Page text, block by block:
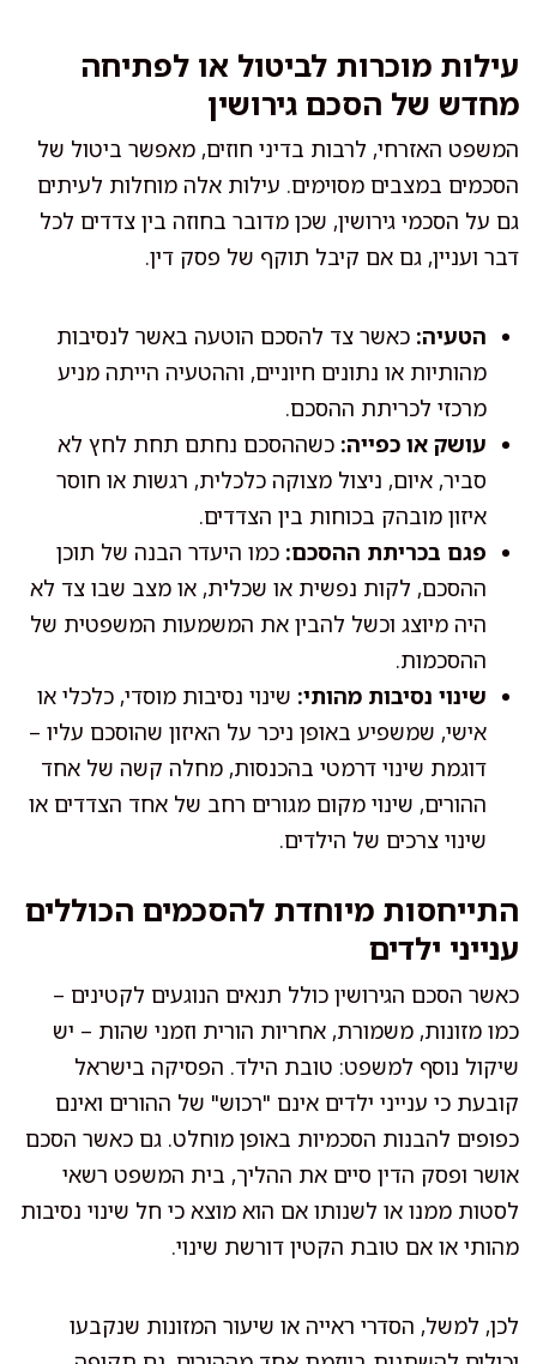
עילות מוכרות לביטול או לפתיחה
מחדש של הסכם גירושין
המשפט האזרחי, לרבות בדיני חוזים, מאפשר ביטול של
הסכמים במצבים מסוימים. עילות אלה מוחלות לעיתים
גם על הסכמי גירושין, שכן מדובר בחוזה בין צדדים לכל
דבר ועניין, גם אם קיבל תוקף של פסק דין.
הטעיה: כאשר צד להסכם הוטעה באשר לנסיבות
מהותיות או נתונים חיוניים, וההטעיה הייתה מניע
מרכזי לכריתת ההסכם.
עושק או כפייה: כשההסכם נחתם תחת לחץ לא
סביר, איום, ניצול מצוקה כלכלית, רגשות או חוסר
איזון מובהק בכוחות בין הצדדים.
פגם בכריתת ההסכם: כמו היעדר הבנה של תוכן
ההסכם, לקות נפשית או שכלית, או מצב שבו צד לא
היה מיוצג וכשל להבין את המשמעות המשפטית של
ההסכמות.
שינוי נסיבות מהותי: שינוי נסיבות מוסדי, כלכלי או
אישי, שמשפיע באופן ניכר על האיזון שהוסכם עליו –
דוגמת שינוי דרמטי בהכנסות, מחלה קשה של אחד
ההורים, שינוי מקום מגורים רחב של אחד הצדדים או
שינוי צרכים של הילדים.
התייחסות מיוחדת להסכמים הכוללים
ענייני ילדים
כאשר הסכם הגירושין כולל תנאים הנוגעים לקטינים –
כמו מזונות, משמורת, אחריות הורית וזמני שהות – יש
שיקול נוסף למשפט: טובת הילד. הפסיקה בישראל
קובעת כי ענייני ילדים אינם "רכוש" של ההורים ואינם
כפופים להבנות הסכמיות באופן מוחלט. גם כאשר הסכם
אושר ופסק הדין סיים את ההליך, בית המשפט רשאי
לסטות ממנו או לשנותו אם הוא מוצא כי חל שינוי נסיבות
מהותי או אם טובת הקטין דורשת שינוי.
לכן, למשל, הסדרי ראייה או שיעור המזונות שנקבעו